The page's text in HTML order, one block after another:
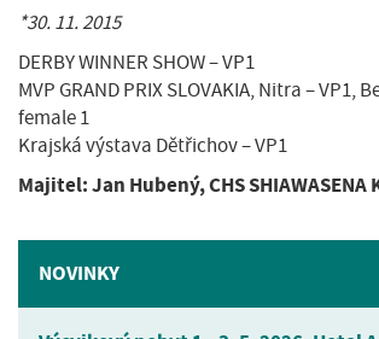
*30. 11. 2015
DERBY WINNER SHOW – VP1
MVP GRAND PRIX SLOVAKIA, Nitra – VP1,
female 1
Krajská výstava Dětřichov – VP1
Majitel: Jan Hubený, CHS SHIAWASENA
NOVINKY